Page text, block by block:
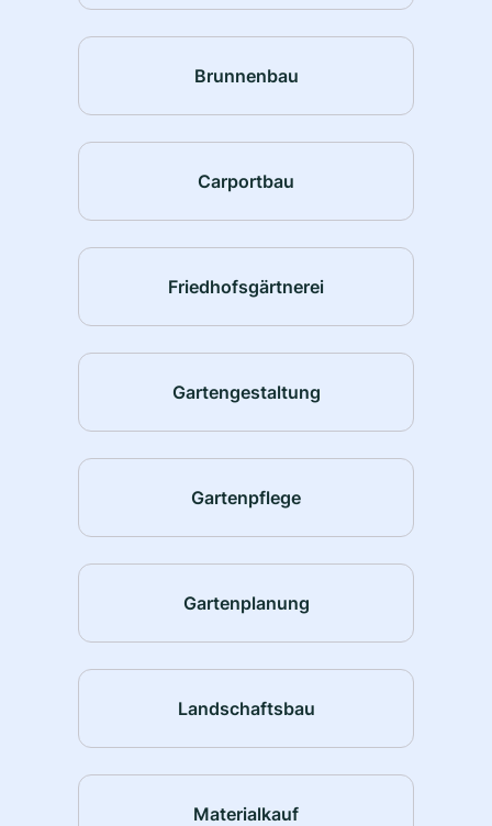
Brunnenbau
Carportbau
Friedhofsgärtnerei
Gartengestaltung
Gartenpflege
Gartenplanung
Landschaftsbau
Materialkauf